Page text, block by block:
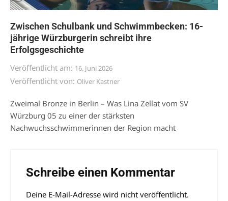
Zwischen Schulbank und Schwimmbecken: 16-
jährige Würzburgerin schreibt ihre
Erfolgsgeschichte
Veröffentlicht am: 16. Juni 2026
Veröffentlicht von: Oliver Kastner
Zweimal Bronze in Berlin – Was Lina Zellat vom SV
Würzburg 05 zu einer der stärksten
Nachwuchsschwimmerinnen der Region macht
Schreibe einen Kommentar
Deine E-Mail-Adresse wird nicht veröffentlicht.
Alternative: